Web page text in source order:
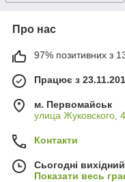
Про нас
97% позитивних з
Працює з
м. Первомайськ
улица Жуковского,
Контакти
Сьогодні вихідний
Показати весь